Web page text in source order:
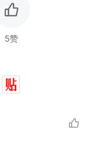
5赞
菜刀的女孩，
回家”改写了
元，搬到楼下